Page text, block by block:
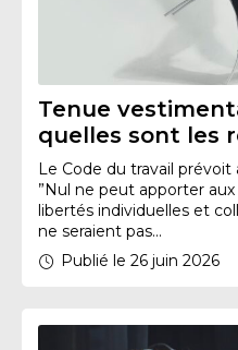
Tenue
quelles sont les
Le Code du travail prévoit
”Nul ne peut apporter
libertés individuelles et
ne seraient pas...
Publié le 26 juin 2026